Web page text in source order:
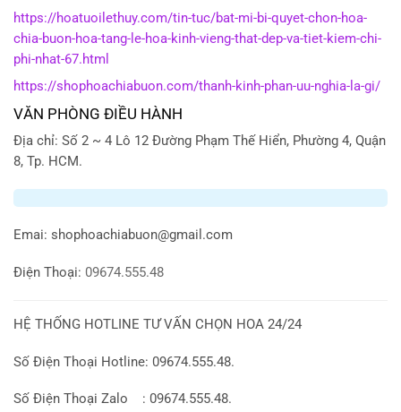
https://hoatuoilethuy.com/tin-tuc/bat-mi-bi-quyet-chon-hoa-
chia-buon-hoa-tang-le-hoa-kinh-vieng-that-dep-va-tiet-kiem-chi-
phi-nhat-67.html
https://shophoachiabuon.com/thanh-kinh-phan-uu-nghia-la-gi/
VĂN PHÒNG ĐIỀU HÀNH
Địa chỉ: Số 2 ~ 4 Lô 12 Đường Phạm Thế Hiển, Phường 4, Quận
8, Tp. HCM.
Emai: shophoachiabuon@gmail.com
Điện Thoại: 09674.555.48
HỆ THỐNG HOTLINE TƯ VẤN CHỌN HOA 24/24
Số Điện Thoại Hotline: 09674.555.48.
Số Điện Thoại Zalo : 09674.555.48.